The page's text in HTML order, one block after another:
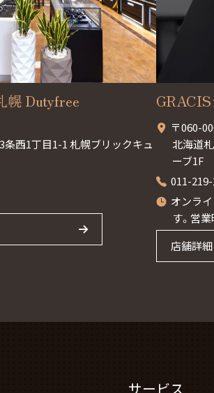
幌 Dutyfree
西1丁目1-1 札幌ブリックキュ
〒060-
北海道
ーブ1F
011-219-
オンラ
す。営
店舗詳細
サービス